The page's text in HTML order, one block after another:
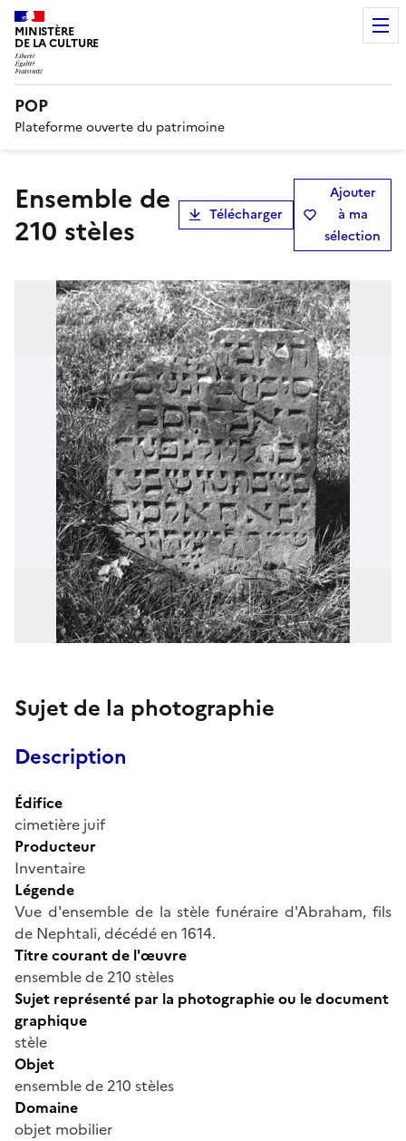
MINISTÈRE
DE LA CULTURE
POP
Plateforme ouverte du patrimoine
ensemble de
210 stèles
Télécharger
Ajouter
à ma
sélection
Sujet de la photographie
Description
Édifice
cimetière juif
Producteur
Inventaire
Légende
Vue d'ensemble de la stèle funéraire d'Abraham, fils
de Nephtali, décédé en 1614.
Titre courant de l'œuvre
ensemble de 210 stèles
Sujet représenté par la photographie ou le document
graphique
stèle
Objet
ensemble de 210 stèles
Domaine
objet mobilier